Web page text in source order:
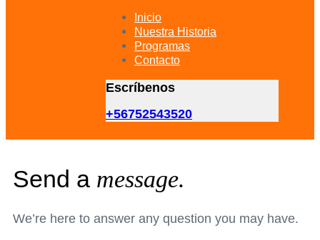
Inicio
Nuestra Historia
Programas
Contacto
Escríbenos
+56752543520
Send a message.
We’re here to answer any question you may have.